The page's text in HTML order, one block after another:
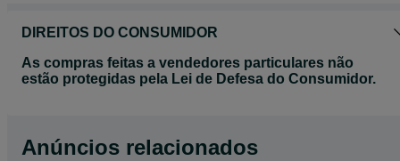
DIREITOS DO CONSUMIDOR
As compras feitas a vendedores particulares não
estão protegidas pela Lei de Defesa do Consumidor.
Anúncios relacionados